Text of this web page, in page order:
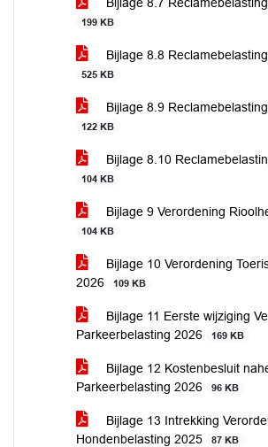
199 KB
Bijlage 8.8
525 KB
Bijlage 8.9
122 KB
Bijlage 8.10
104 KB
Bijlage 9 Verordening
104 KB
Bijlage 10 Verordening
2026
109 KB
Bijlage 11 Eerste wijziging
Parkeerbelasting 2026
169 KB
Bijlage 12 Kostenbesluit
Parkeerbelasting 2026
96 KB
Bijlage 13 Intrekking
Hondenbelasting 2025
87 KB